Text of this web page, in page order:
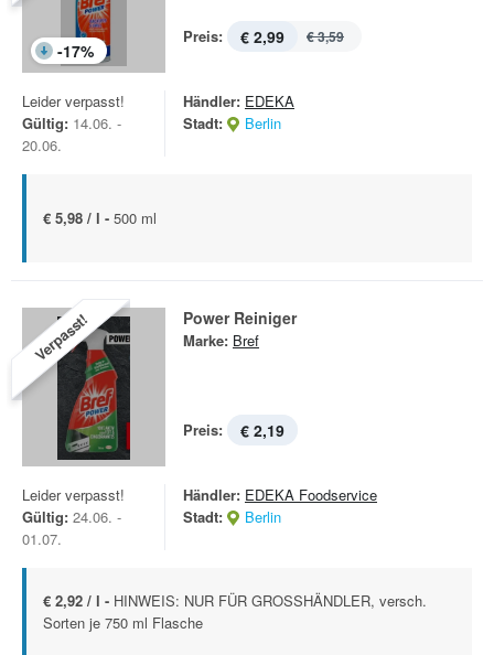
-17%
Preis: € 2,99 € 3,59
Leider verpasst!
Gültig: 14.06. -
20.06.
Händler: EDEKA
Stadt:
Berlin
€ 5,98 / l - 500 ml
Verpasst! Power Reiniger
Marke: Bref
Preis: € 2,19
Leider verpasst!
Gültig: 24.06. -
01.07.
Händler: EDEKA Foodservice
Stadt:
Berlin
€ 2,92 / l - HINWEIS: NUR FÜR GROSSHÄNDLER, versch.
Sorten je 750 ml Flasche